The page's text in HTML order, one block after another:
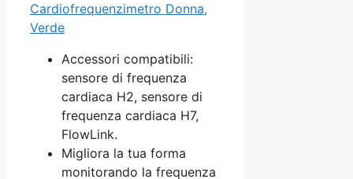
Cardiofrequenzimetro Donna,
Verde
Accessori compatibili:
sensore di frequenza
cardiaca H2, sensore di
frequenza cardiaca H7,
FlowLink.
Migliora la tua forma
monitorando la frequenza